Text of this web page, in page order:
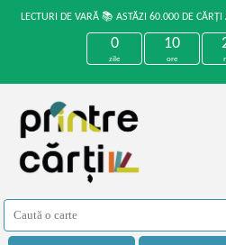
LECTURI DE VARĂ 📚 ASTĂZI 60.000 DE
0
zile
10
ore